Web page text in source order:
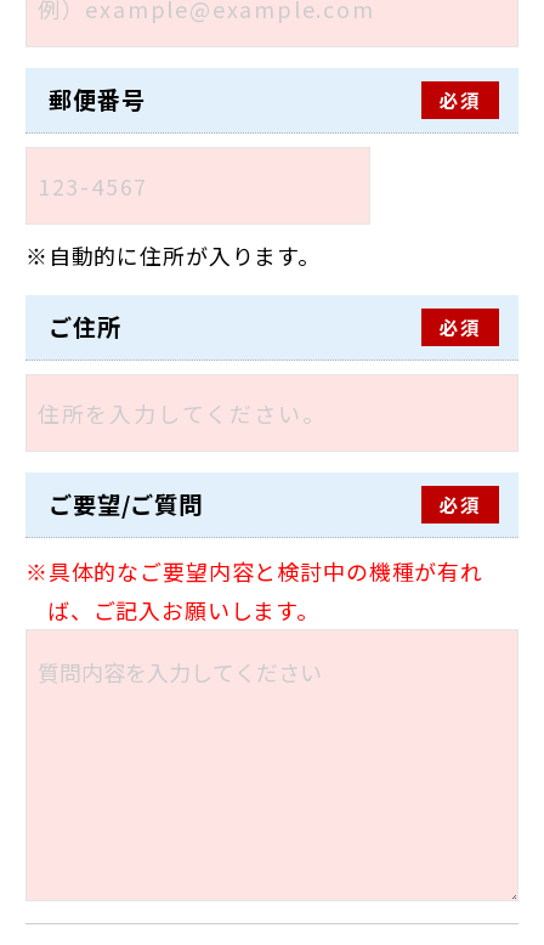
郵便番号 必須
自動的に住所が入ります。
ご住所 必須
ご要望/ご質問 必須
具体的なご要望内容と検討中の機種が有れ
ば、ご記入お願いします。